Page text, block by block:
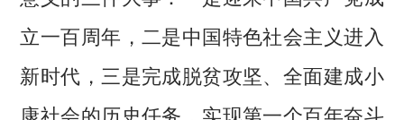
立一百周年，二是中国特色社会主义进入
新时代，三是完成脱贫攻坚、全面建成小
康社会的历史任务，实现第一个百年奋斗